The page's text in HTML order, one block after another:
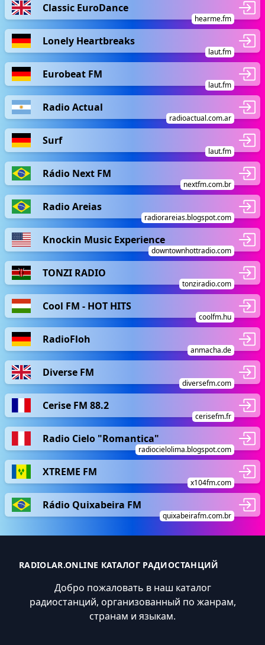
Classic EuroDance
hearme.fm
Lonely Heartbreaks
laut.fm
Eurobeat FM
laut.fm
Radio Actual
radioactual.com.ar
Surf
laut.fm
Rádio Next FM
nextfm.com.br
Radio Areias
radiorareias.blogspot.com
Knockin Music Experience
downtownhottradio.com
TONZI RADIO
tonziradio.com
Cool FM - HOT HITS
coolfm.hu
RadioFloh
anmacha.de
Diverse FM
diversefm.com
Cerise FM 88.2
cerisefm.fr
Radio Cielo "Romantica"
radiocielolima.blogspot.com
XTREME FM
x104fm.com
Rádio Quixabeira FM
quixabeirafm.com.br
RADIOLAR.ONLINE КАТАЛОГ РАДИОСТАНЦИЙ
Добро пожаловать в наш каталог
радиостанций, организованный по жанрам,
странам и языкам.